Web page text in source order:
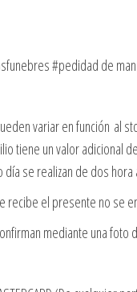
#pedidad de
variar en función al
tiene un valor adicional
día se realizan de dos
recibe el presente no se
mediante una foto